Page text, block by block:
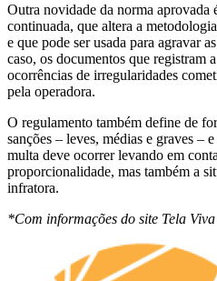
Outra novidade da norma aprovada
continuada, que altera a
e que pode ser usada para agravar
caso, os documentos que registram
ocorrências de irregularidades
pela operadora.
O regulamento também define de
sanções – leves, médias e graves –
multa deve ocorrer levando em
proporcionalidade, mas também a
infratora.
*Com informações do site Tela Viva